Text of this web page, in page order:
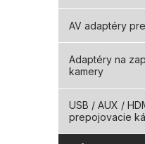
AV adaptéry
Adaptéry na
kamery
USB / AUX /
prepojovacie